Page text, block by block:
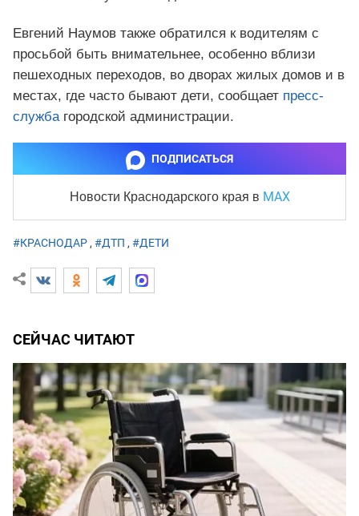
Евгений Наумов также обратился к водителям с
просьбой быть внимательнее, особенно вблизи
пешеходных переходов, во дворах жилых домов и в
местах, где часто бывают дети, сообщает пресс-
службагородской администрации.
ПОДПИСАТЬСЯ
Новости Краснодарского края в MAX
#КРАСНОДАР, #ДТП , #ДЕТИ
СЕЙЧАС ЧИТАЮТ